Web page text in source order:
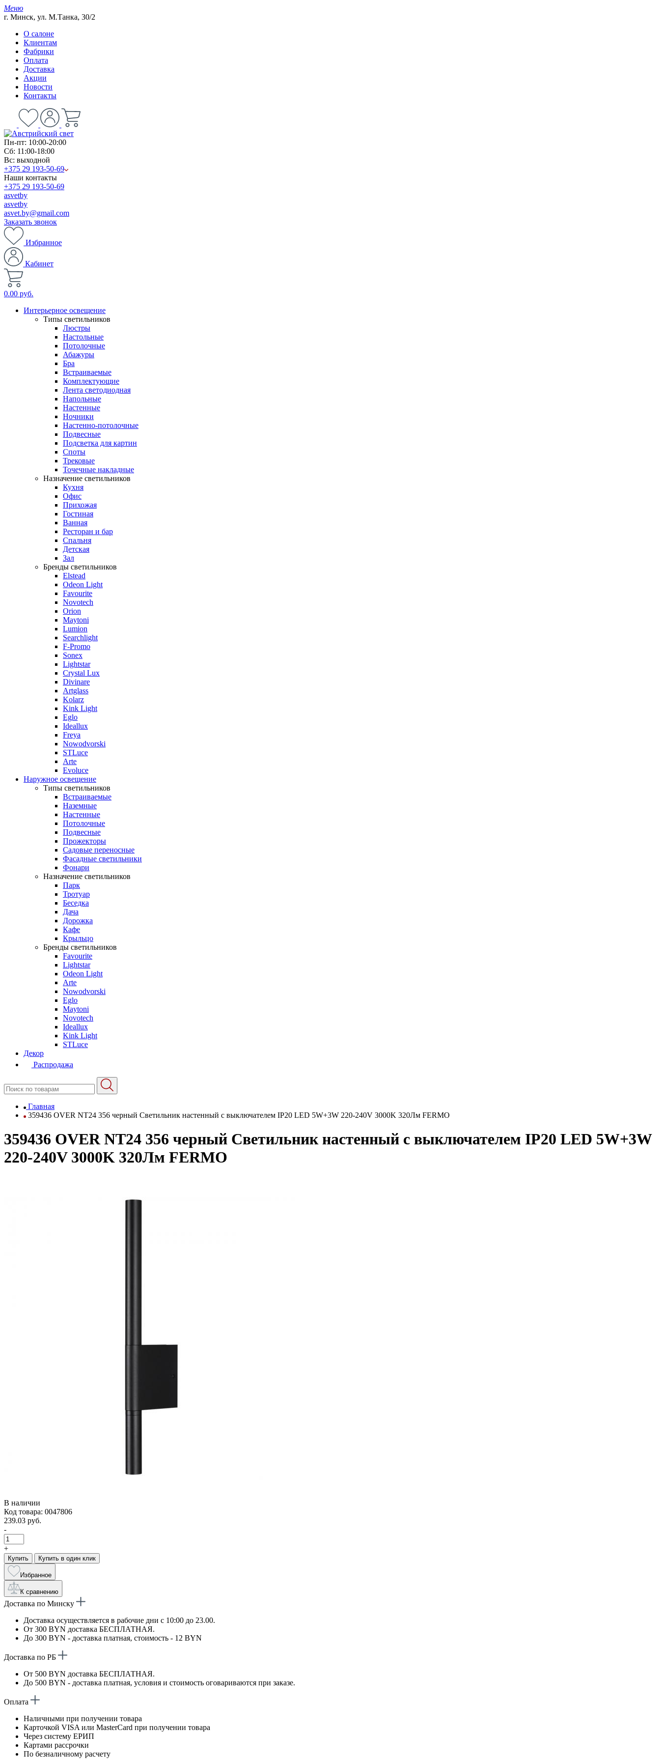
Меню
г. Минск, ул. М.Танка, 30/2
О салоне
Клиентам
Фабрики
Оплата
Доставка
Акции
Новости
Контакты
Пн-пт: 10:00-20:00
Сб: 11:00-18:00
Вс: выходной
+375 29 193-50-69
Наши контакты
+375 29 193-50-69
asvetby
asvetby
asvet.by@gmail.com
Заказать звонок
Избранное
Кабинет
0.00 руб.
Интерьерное освещение
Типы светильников
Люстры
Настольные
Потолочные
Абажуры
Бра
Встраиваемые
Комплектующие
Лента светодиодная
Напольные
Настенные
Ночники
Настенно-потолочные
Подвесные
Подсветка для картин
Споты
Трековые
Точечные накладные
Назначение светильников
Кухня
Офис
Прихожая
Гостиная
Ванная
Ресторан и бар
Спальня
Детская
Зал
Бренды светильников
Elstead
Odeon Light
Favourite
Novotech
Orion
Maytoni
Lumion
Searchlight
F-Promo
Sonex
Lightstar
Crystal Lux
Divinare
Artglass
Kolarz
Kink Light
Eglo
Ideallux
Freya
Nowodvorski
STLuce
Arte
Evoluce
Наружное освещение
Типы светильников
Встраиваемые
Наземные
Настенные
Потолочные
Подвесные
Прожекторы
Садовые переносные
Фасадные светильники
Фонари
Назначение светильников
Парк
Тротуар
Беседка
Дача
Дорожка
Кафе
Крыльцо
Бренды светильников
Favourite
Lightstar
Odeon Light
Arte
Nowodvorski
Eglo
Maytoni
Novotech
Ideallux
Kink Light
STLuce
Декор
Распродажа
Главная
359436 OVER NT24 356 черный Светильник настенный с выключателем IP20 LED 5W+3W 220-240V 3000K 320Лм FERMO
359436 OVER NT24 356 черный Светильник настенный с выключателем IP20 LED 5W+3W
220-240V 3000K 320Лм FERMO
В наличии
Код товара: 0047806
239.03 руб.
-
+
Купить Купить в один клик
Избранное
К сравнению
Доставка по Минску
Доставка осуществляется в рабочие дни с 10:00 до 23.00.
От 300 BYN доставка БЕСПЛАТНАЯ.
До 300 BYN - доставка платная, стоимость - 12 BYN
Доставка по РБ
От 500 BYN доставка БЕСПЛАТНАЯ.
До 500 BYN - доставка платная, условия и стоимость оговариваются при заказе.
Оплата
Наличными при получении товара
Карточкой VISA или MasterCard при получении товара
Через систему ЕРИП
Картами рассрочки
По безналичному расчету